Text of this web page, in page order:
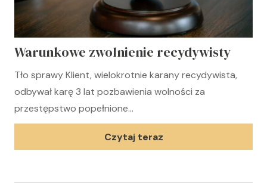
Warunkowe zwolnienie recydywisty
Tło sprawy Klient, wielokrotnie karany recydywista,
odbywał karę 3 lat pozbawienia wolności za
przestępstwo popełnione…
Czytaj teraz